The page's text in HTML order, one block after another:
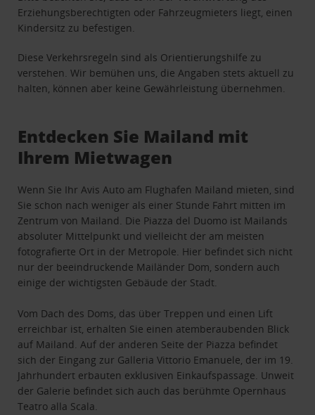
Erziehungsberechtigten oder Fahrzeugmieters liegt, einen
Kindersitz zu befestigen.
Diese Verkehrsregeln sind als Orientierungshilfe zu
verstehen. Wir bemühen uns, die Angaben stets aktuell zu
halten, können aber keine Gewährleistung übernehmen.
Entdecken Sie Mailand mit
Ihrem Mietwagen
Wenn Sie Ihr Avis Auto am Flughafen Mailand mieten, sind
Sie schon nach weniger als einer Stunde Fahrt mitten im
Zentrum von Mailand. Die Piazza del Duomo ist Mailands
absoluter Mittelpunkt und vielleicht der am meisten
fotografierte Ort in der Metropole. Hier befindet sich nicht
nur der beeindruckende Mailänder Dom, sondern auch
einige der wichtigsten Gebäude der Stadt.
Vom Dach des Doms, das über Treppen und einen Lift
erreichbar ist, erhalten Sie einen atemberaubenden Blick
auf Mailand. Auf der anderen Seite der Piazza befindet
sich der Eingang zur Galleria Vittorio Emanuele, der im 19.
Jahrhundert erbauten exklusiven Einkaufspassage. Unweit
der Galerie befindet sich auch das berühmte Opernhaus
Teatro alla Scala.